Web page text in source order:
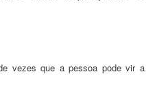
vezes que a pessoa pode vir a